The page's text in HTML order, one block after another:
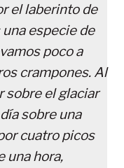
el laberinto de
especie de
poco a
crampones. Al
sobre el glaciar
sobre una
cuatro picos
una hora,